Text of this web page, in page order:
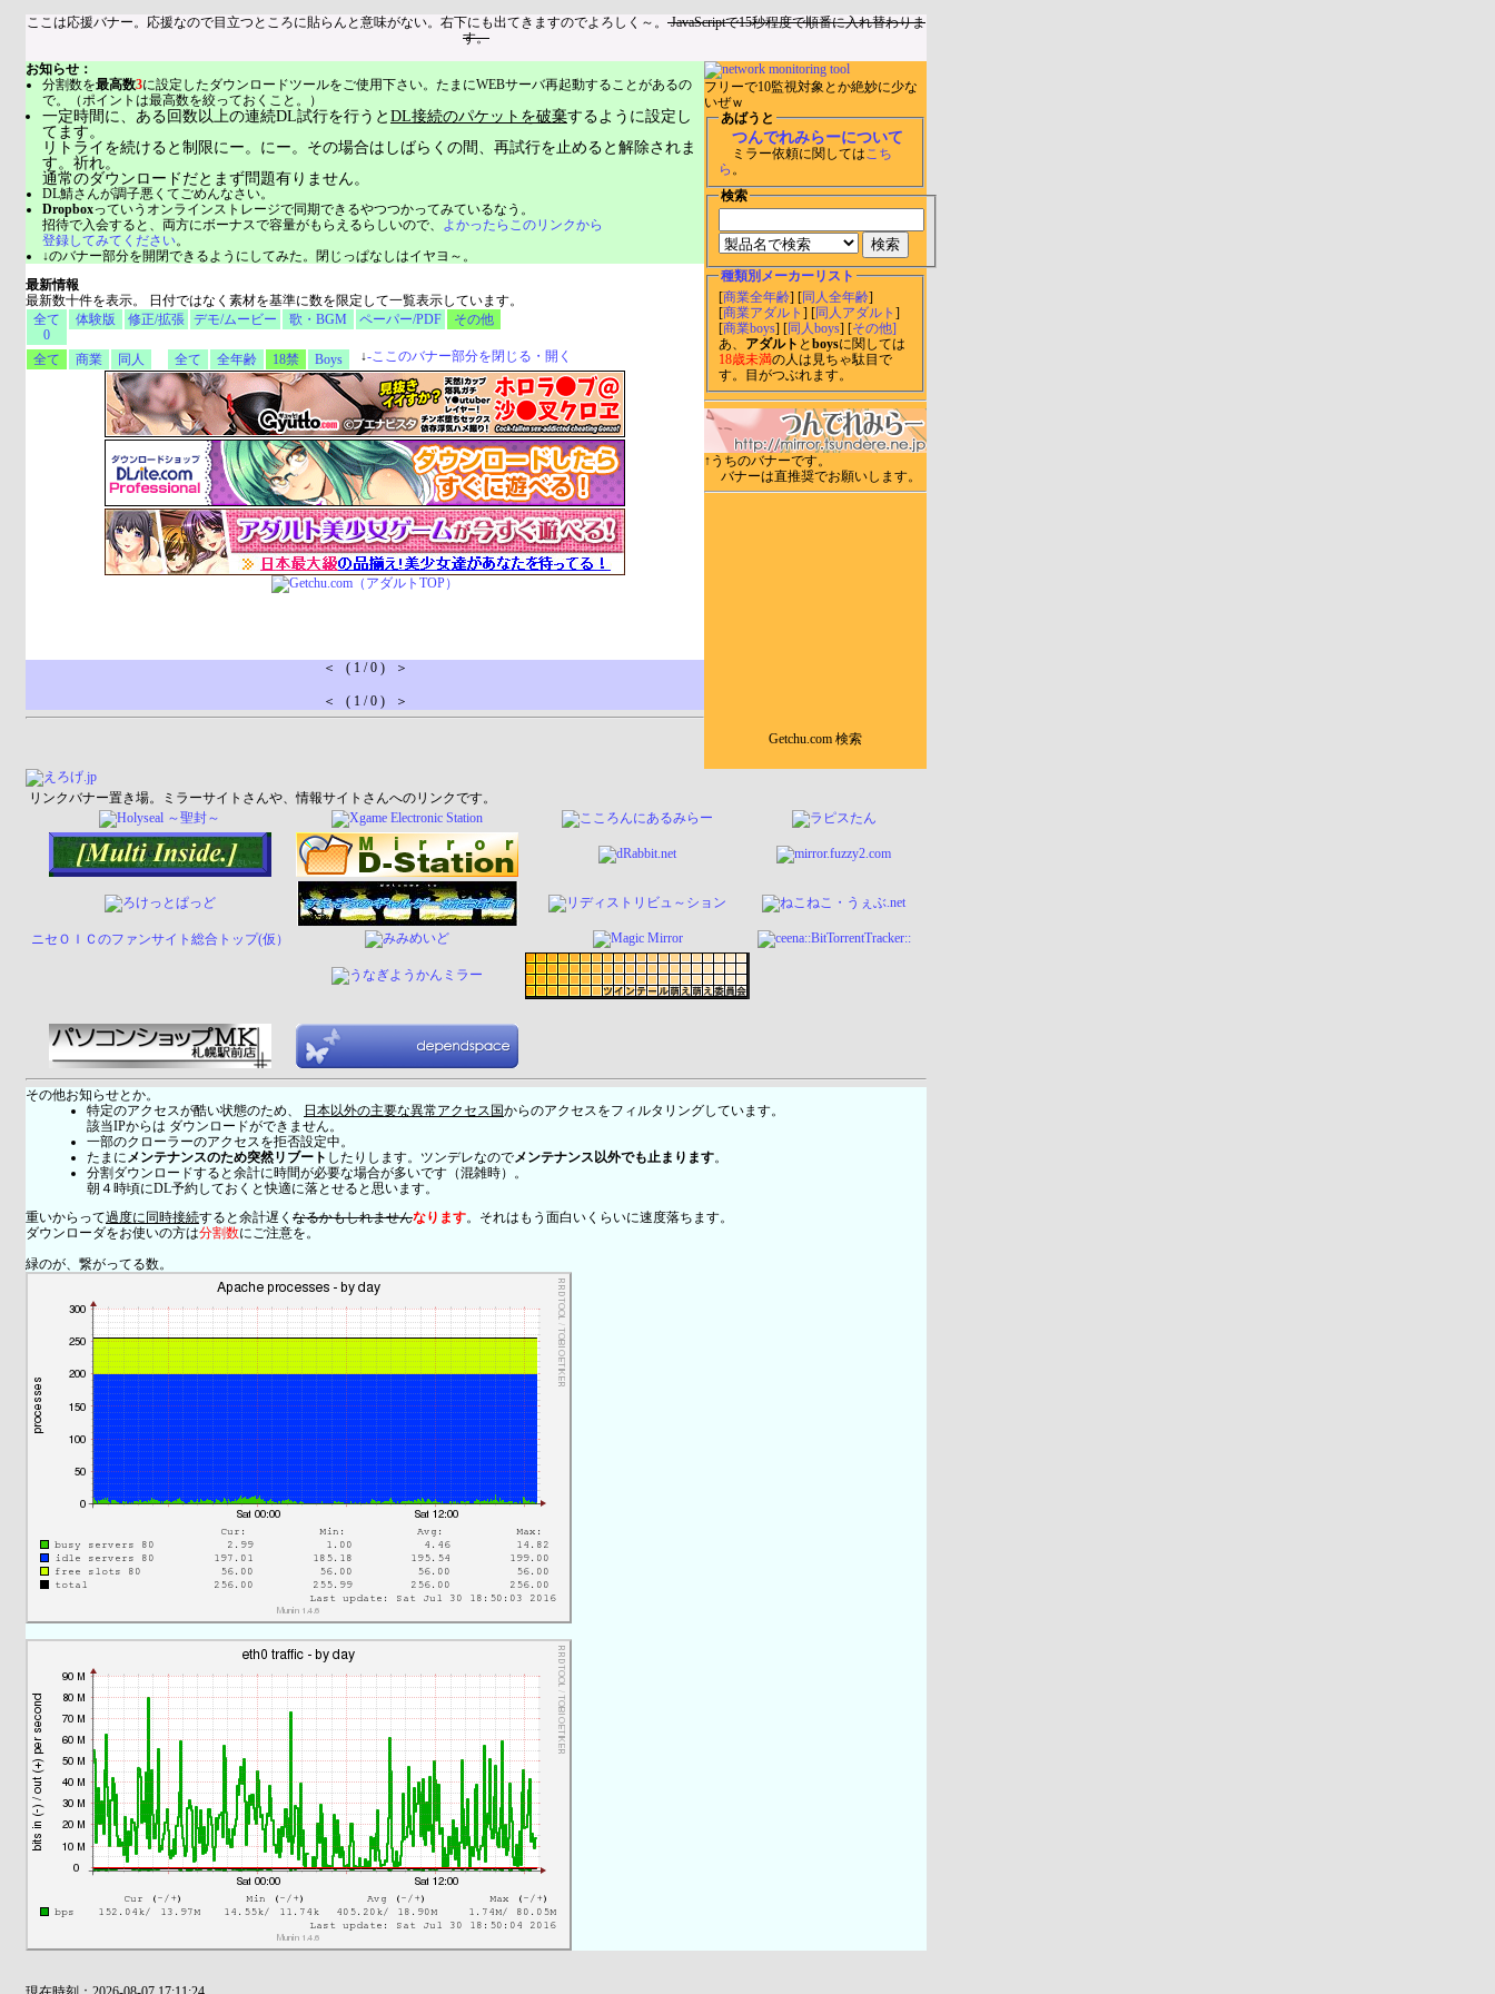
ここは応援バナー。応援なので目立つところに貼らんと意味がない。右下にも出てきますのでよろしく～。 JavaScriptで15秒程度で順番に入れ替わりま
す。
フリーで10監視対象とか絶妙に少な
いぜｗ
あばうと
つんでれみらーについて
ミラー依頼に関してはこち
ら 。
検索
種類別メーカーリスト
[商業全年齢 ] [同人全年齢]
[商業アダルト ] [同人アダルト ]
[商業boys] [同人boys ] [その他]
あ、 アダルト とboysに関しては
18歳未満の人は見ちゃ駄目で
す。目がつぶれます。
↑うちのバナーです。
バナーは直推奨でお願いします。
Getchu.com 検索
お知らせ：
分割数を最高数3に設定したダウンロードツールをご使用下さい。たまにWEBサーバ再起動することがあるの
で。（ポイントは最高数を絞っておくこと。）
一定時間に、ある回数以上の連続DL試行を行うとDL接続のパケットを破棄するように設定し
てます。
リトライを続けると制限にー。にー。その場合はしばらくの間、再試行を止めると解除されま
す。祈れ。
通常のダウンロードだとまず問題有りません。
DL鯖さんが調子悪くてごめんなさい。
Dropboxっていうオンラインストレージで同期できるやつつかってみているなう。
招待で入会すると、両方にボーナスで容量がもらえるらしいので、 よかったらこのリンクから
登録してみてください。
↓のバナー部分を開閉できるようにしてみた。閉じっぱなしはイヤヨ～。
最新情報
最新数十件を表示。 日付ではなく素材を基準に数を限定して一覧表示しています。
全て
0
体験版 修正/拡張 デモ/ムービー 歌・BGM ペーパー/PDF その他
全て 商業 同人 全て 全年齢 18禁 Boys ↓-ここのバナー部分を閉じる・開く
＜ ( 1 / 0 ) ＞
＜ ( 1 / 0 ) ＞
リンクバナー置き場。ミラーサイトさんや、情報サイトさんへのリンクです。
ニセＯＩＣのファンサイト総合トップ(仮）
その他お知らせとか。
特定のアクセスが酷い状態のため、
日本以外の主要な異常アクセス国からのアクセスをフィルタリングしています。
該当IPからは ダウンロードができません。
一部のクローラーのアクセスを拒否設定中。
たまにメンテナンスのため突然リブート したりします。ツンデレなのでメンテナンス以外でも止まります。
分割ダウンロードすると余計に時間が必要な場合が多いです（混雑時）。
朝４時頃にDL予約しておくと快適に落とせると思います。
重いからって過度に同時接続すると余計遅く なるかもしれませんなります。それはもう面白いくらいに速度落ちます。
ダウンローダをお使いの方は分割数にご注意を。
緑のが、繋がってる数。